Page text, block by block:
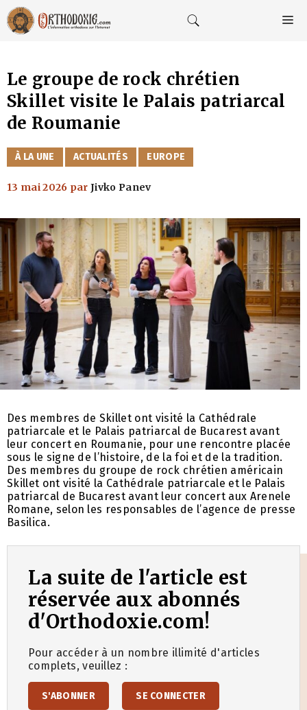
Aller
au
contenu
Le groupe de rock chrétien
Skillet visite le Palais patriarcal
de Roumanie
CATÉGORIES
À LA UNE ACTUALITÉS EUROPE
13 mai 2026 parJivko Panev
Des membres de Skillet ont visité la Cathédrale
patriarcale et le Palais patriarcal de Bucarest avant
leur concert en Roumanie, pour une rencontre placée
sous le signe de l’histoire, de la foi et de la tradition.
Des membres du groupe de rock chrétien américain
Skillet ont visité la Cathédrale patriarcale et le Palais
patriarcal de Bucarest avant leur concert aux Arenele
Romane, selon les responsables de l’agence de presse
Basilica.
La suite de l'article est
réservée aux abonnés
d'Orthodoxie.com!
Pour accéder à un nombre illimité d'articles
complets, veuillez :
S'ABONNER SE CONNECTER